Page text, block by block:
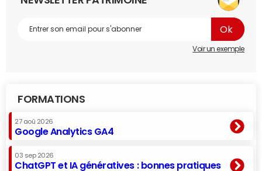
Voir un exemple
FORMATIONS
27 aoû 2026
Google Analytics GA4
03 sep 2026
ChatGPT et IA génératives : bonnes pratiques